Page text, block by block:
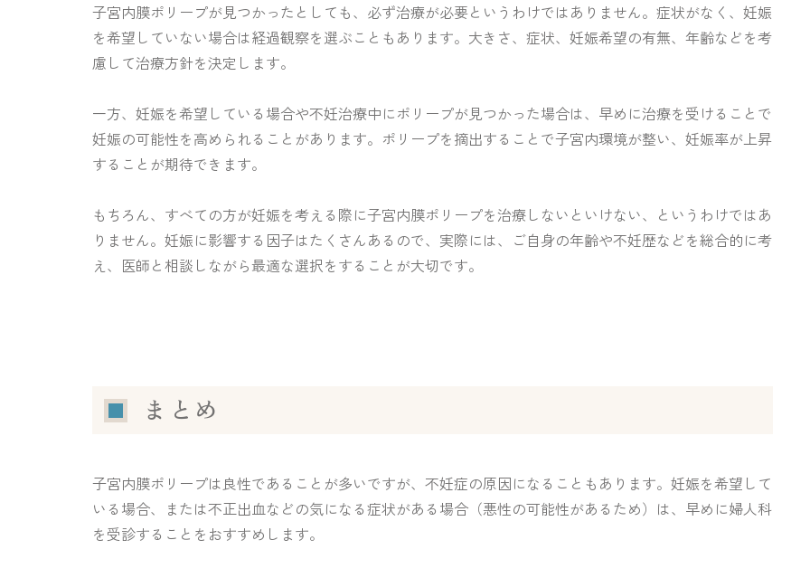
子宮内膜ポリープが見つかったとしても、必ず治療が必要というわけではありません。症状がなく、妊娠
を希望していない場合は経過観察を選ぶこともあります。大きさ、症状、妊娠希望の有無、年齢などを考
慮して治療方針を決定します。
一方、妊娠を希望している場合や不妊治療中にポリープが見つかった場合は、早めに治療を受けることで
妊娠の可能性を高められることがあります。ポリープを摘出することで子宮内環境が整い、妊娠率が上昇
することが期待できます。
もちろん、すべての方が妊娠を考える際に子宮内膜ポリープを治療しないといけない、というわけではあ
りません。妊娠に影響する因子はたくさんあるので、実際には、ご自身の年齢や不妊歴などを総合的に考
え、医師と相談しながら最適な選択をすることが大切です。
まとめ
子宮内膜ポリープは良性であることが多いですが、不妊症の原因になることもあります。妊娠を希望して
いる場合、または不正出血などの気になる症状がある場合（悪性の可能性があるため）は、早めに婦人科
を受診することをおすすめします。